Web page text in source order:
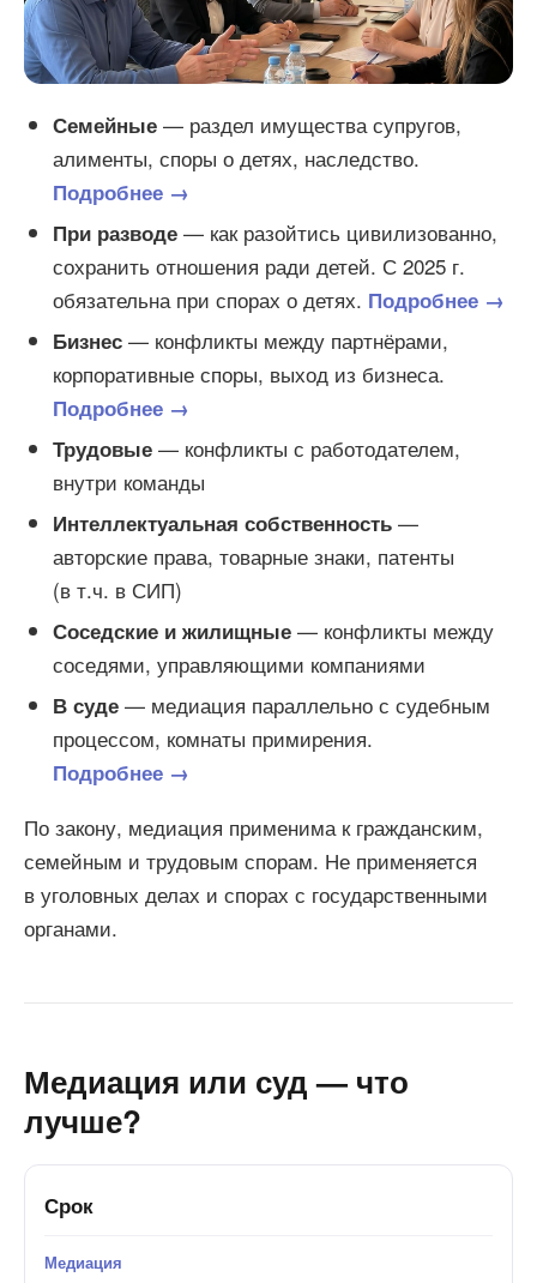
Семейные — раздел имущества супругов,
алименты, споры о детях, наследство.
Подробнее →
При разводе — как разойтись цивилизованно,
сохранить отношения ради детей. С 2025 г.
обязательна при спорах о детях. Подробнее →
Бизнес — конфликты между партнёрами,
корпоративные споры, выход из бизнеса.
Подробнее →
Трудовые — конфликты с работодателем,
внутри команды
Интеллектуальная собственность —
авторские права, товарные знаки, патенты
(в т.ч. в СИП)
Соседские и жилищные — конфликты между
соседями, управляющими компаниями
В суде — медиация параллельно с судебным
процессом, комнаты примирения.
Подробнее →
По закону, медиация применима к гражданским,
семейным и трудовым спорам. Не применяется
в уголовных делах и спорах с государственными
органами.
Медиация или суд — что
лучше?
Срок